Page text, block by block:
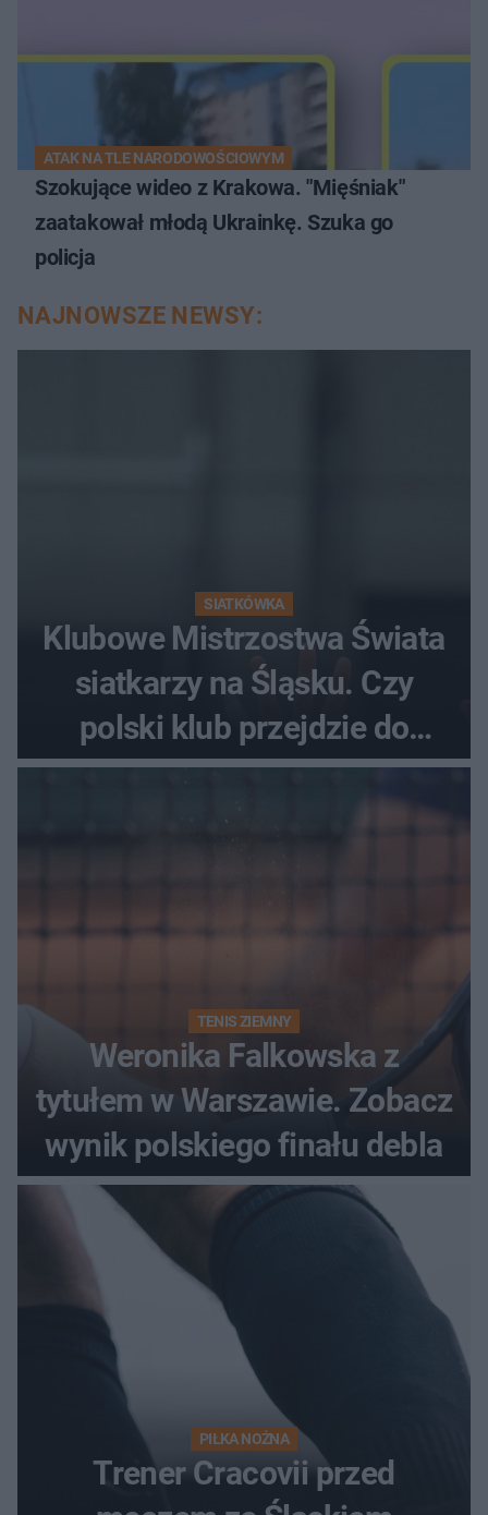
ATAK NA TLE NARODOWOŚCIOWYM
Szokujące wideo z Krakowa. "Mięśniak"
zaatakował młodą Ukrainkę. Szuka go
policja
NAJNOWSZE NEWSY:
SIATKÓWKA
Klubowe Mistrzostwa Świata
siatkarzy na Śląsku. Czy
polski klub przejdzie do
historii
TENIS ZIEMNY
Weronika Falkowska z
tytułem w Warszawie. Zobacz
wynik polskiego finału debla
PIŁKA NOŻNA
Trener Cracovii przed